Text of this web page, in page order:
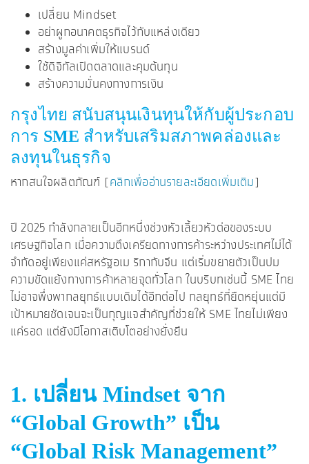
เปลี่ยน Mindset
อย่าผูกอนาคตธุรกิจไว้กับแหล่งเดียว
สร้างมูลค่าเพิ่มให้แบรนด์
ใช้ดิจิทัลเปิดตลาดและคุมต้นทุน
สร้างความมั่นคงทางการเงิน
กรุงไทย สนับสนุนเงินทุนให้กับผู้ประกอบ
การ SME สำหรับเสริมสภาพคล่องและ
ลงทุนในธุรกิจ
หากสนใจผลิตภัณฑ์ [คลิกเพื่ออ่านรายละเอียดเพิ่มเติม]
ปี 2025 กำลังกลายเป็นอีกหนึ่งช่วงหัวเลี้ยวหัวต่อของระบบ
เศรษฐกิจโลก เมื่อความตึงเครียดทางการค้าระหว่างประเทศไม่ได้
จำกัดอยู่เพียงแค่สหรัฐอเม ริกากับจีน แต่เริ่มขยายตัวเป็นปม
ความขัดแย้งทางการค้าหลายจุดทั่วโลก ในบริบทเช่นนี้ SME ไทย
ไม่อาจพึ่งพากลยุทธ์แบบเดิมได้อีกต่อไป กลยุทธ์ที่ยืดหยุ่นแต่มี
เป้าหมายชัดเจนจะเป็นกุญแจสำคัญที่ช่วยให้ SME ไทยไม่เพียง
แค่รอด แต่ยังมีโอกาสเติบโตอย่างยั่งยืน
1. เปลี่ยน Mindset จาก
“Global Growth” เป็น
“Global Risk Management”